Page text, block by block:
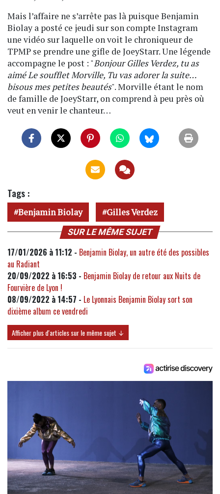
Mais l’affaire ne s’arrête pas là puisque Benjamin
Biolay a posté ce jeudi sur son compte Instagram
une vidéo sur laquelle on voit le chroniqueur de
TPMP se prendre une gifle de JoeyStarr. Une légende
accompagne le post : "Bonjour Gilles Verdez, tu as
aimé Le soufflet Morville, Tu vas adorer la suite…
bisous mes petites beautés". Morville étant le nom
de famille de JoeyStarr, on comprend à peu près où
veut en venir le chanteur…
Tags :
Benjamin Biolay Gilles Verdez
SUR LE MÊME SUJET
17/01/2026 à 11:12 - Benjamin Biolay, un autre été des possibles
au Radiant
20/09/2022 à 16:53 - Benjamin Biolay de retour aux Nuits de
Fourvière de Lyon !
08/09/2022 à 14:57 - Le Lyonnais Benjamin Biolay sort son
dixième album ce vendredi
Afficher plus d'articles sur le même sujet ↓